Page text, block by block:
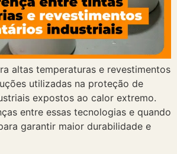
altas temperaturas e revestimentos
utilizadas na proteção de
expostos ao calor extremo.
entre essas tecnologias e quando
garantir maior durabilidade e